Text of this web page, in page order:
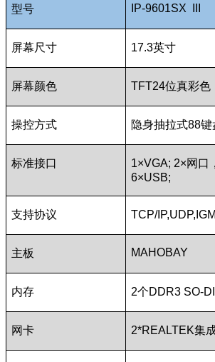
型号 IP-9601SX III
屏幕尺寸 17.3英寸
屏幕颜色 TFT24位真彩色
操控方式 隐身抽拉式88键
标准接口 1×VGA; 2×网口
6×USB;
支持协议 TCP/
主板 MAHOBAY
内存 2个DDR3 SO-
网卡 2*REALTEK集